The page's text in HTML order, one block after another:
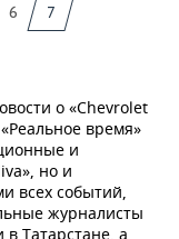
6 7
о «Chevrolet
время»
и
но и
всех событий,
журналисты
Татарстане, а